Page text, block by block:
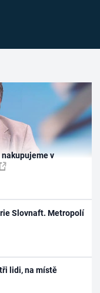
v
Slovnaft. Metropolí
lidi, na místě